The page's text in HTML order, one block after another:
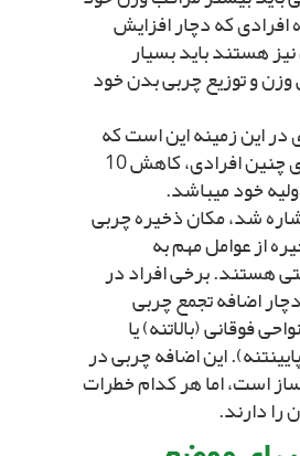
افرادى که دچار افزایش
هستند باید بسیار
و توزیع چربى بدن خود
این زمینه این است که
گام نخست براى چنین افرادى، کاهش 10
خود مى‏باشد.
شد، مکان ذخیره چربى
از عوامل مهم به
هستند. برخى افراد در
اضافه تجمع چربى
فوقانى (بالاتنه) یا
این اضافه چربى در
است، اما هر کدام خطرات
دارند.